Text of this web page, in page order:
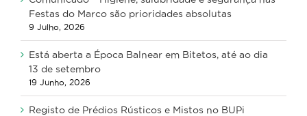
Festas do Marco são prioridades absolutas
9 Julho, 2026
Está aberta a Época Balnear em Bitetos, até ao dia
13 de setembro
19 Junho, 2026
Registo de Prédios Rústicos e Mistos no BUPi